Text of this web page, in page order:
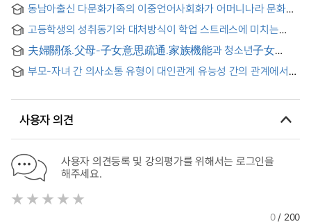
of Parent-Child Counseling Model Using the Parent-Child
and Personality Theory of Myeonglihak
동남아출신 다문화가족의 이중언어사회화가 어머니나라 문화에
고등학생의 성취동기와 대처방식이 학업 스트레스에 미치는
영향 : 부모-자녀 간 역기능적 의사소통의 매개 효과
夫婦關係.父母-子女意思疏通.家族機能과 청소년子女
juvenile delinquency and the couple relationship, parent-
부모-자녀 간 의사소통 유형이 대인관계 유능성 간의 관계에서
사용자 의견
사용자 의견등록 및 강의평가를 위해서는 로그인을
해주세요.
0/ 200